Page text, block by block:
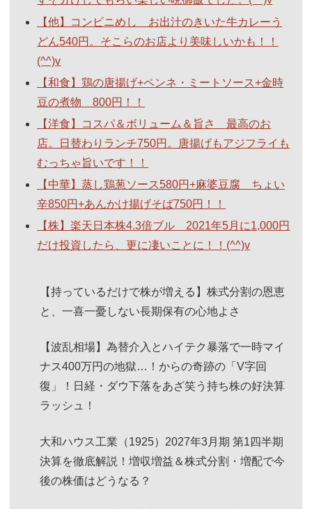
【他】コンビニめし お出汁のきいた牛カレーう
どん540円。そこらのお店より美味しいかも！！
(^^)v
【和食】鶏の唐揚げ+ペンネ・ミートソース+金時
豆の煮物 800円！！
【洋食】コスパ＆ボリューム＆旨さ 最高のお
店。日替わりランチ750円。唐揚げもアジフライも
むっちゃ旨いです！！
【中華】蒸し鶏葱ソース580円+麻婆豆腐 ちょい
辛850円+あんかけ揚げそば750円！！
【株】楽天日本株4.3倍ブル 2021年5月に1,000円
だけ投資したら、更に凄いことに！！(^^)v
【持っているだけで株が増える】株式分割の恩恵
と、一喜一憂しない長期保有の心地よさ
【波乱相場】為替介入とハイテク暴落で一時マイ
ナス400万円の地獄…！からの奇跡の「V字回
復」！日経・ダウ下落をあざ笑う持ち株の好決算
ラッシュ！
大和ハウス工業（1925）2027年3月期 第1四半期
決算を徹底解説！増収増益＆株式分割・増配で今
後の株価はどうなる？